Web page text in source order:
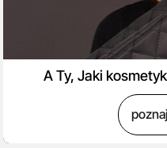
A Ty, Jaki